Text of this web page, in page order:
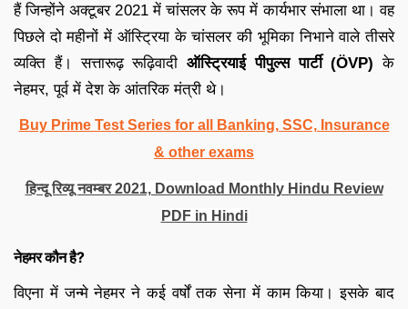
हैं जिन्होंने अक्टूबर 2021 में चांसलर के रूप में कार्यभार संभाला था। वह
पिछले दो महीनों में ऑस्ट्रिया के चांसलर की भूमिका निभाने वाले तीसरे
व्यक्ति हैं। सत्तारूढ़ रूढ़िवादी ऑस्ट्रियाई पीपुल्स पार्टी (ÖVP) के
नेहमर, पूर्व में देश के आंतरिक मंत्री थे।
Buy Prime Test Series for all Banking, SSC, Insurance
& other exams
हिन्दू रिव्यू नवम्बर 2021, Download Monthly Hindu Review
PDF in Hindi
नेहमर कौन है?
विएना में जन्मे नेहमर ने कई वर्षों तक सेना में काम किया। इसके बाद